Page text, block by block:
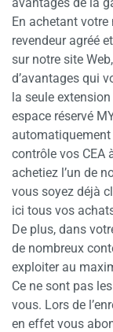
En achetant votre
revendeur agréé
sur notre site
d’avantages qui
la seule
espace réservé
automatiquement
contrôle vos CEA
achetiez l’un de
vous soyez déjà
ici tous vos
De plus, dans
de nombreux
exploiter au
Ce ne sont pas
vous. Lors de
en effet vous